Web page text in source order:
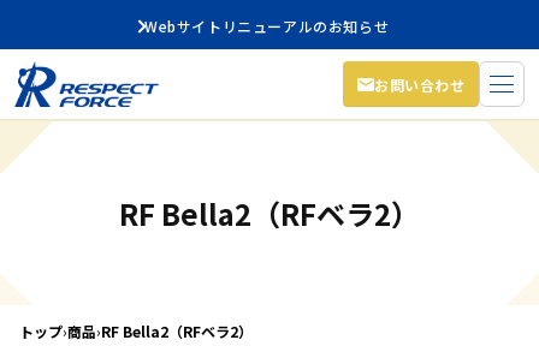
Webサイトリニューアルのお知らせ
お問い合わせ
RF Bella2（RFベラ2）
トップ›商品›RF Bella2（RFベラ2）